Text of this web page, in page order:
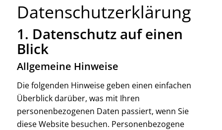
Datenschutzerklärung
1. Datenschutz auf einen
Blick
Allgemeine Hinweise
Die folgenden Hinweise geben einen einfachen
Überblick darüber, was mit Ihren
personenbezogenen Daten passiert, wenn Sie
diese Website besuchen. Personenbezogene